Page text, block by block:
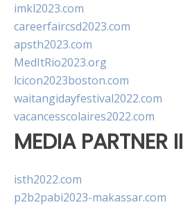
imkl2023.com
careerfaircsd2023.com
apsth2023.com
MedItRio2023.org
lcicon2023boston.com
waitangidayfestival2022.com
vacancesscolaires2022.com
MEDIA PARTNER II
isth2022.com
p2b2pabi2023-makassar.com